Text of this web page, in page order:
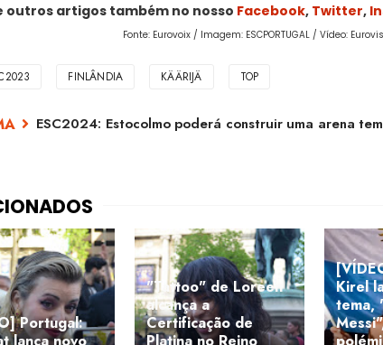
outros artigos também no nosso Facebook, Twitter,
Fonte: Eurovoix / Imagem: ESCPORTUGAL / Vídeo:
FINLÂNDIA KÄÄRIJÄ TOP
ESC2024: Estocolmo poderá construir uma arena
Portugal:
lança novo
"Tattoo" de Loreen
alcança a
Certificação de
Platina no Reino
Kirel
tema,